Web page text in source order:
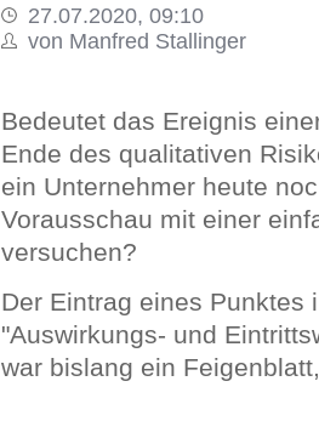
27.07.2020, 09:10
von Manfred Stallinger
Bedeutet das Ereignis
Ende des qualitativen
ein Unternehmer heute
Vorausschau mit einer
versuchen?
Der Eintrag eines Punktes
"Auswirkungs- und
war bislang ein